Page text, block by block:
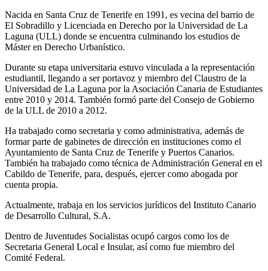
Nacida en Santa Cruz de Tenerife en 1991, es vecina del barrio de
El Sobradillo y Licenciada en Derecho por la Universidad de La
Laguna (ULL) donde se encuentra culminando los estudios de
Máster en Derecho Urbanístico.
Durante su etapa universitaria estuvo vinculada a la representación
estudiantil, llegando a ser portavoz y miembro del Claustro de la
Universidad de La Laguna por la Asociación Canaria de Estudiantes
entre 2010 y 2014. También formó parte del Consejo de Gobierno
de la ULL de 2010 a 2012.
Ha trabajado como secretaria y como administrativa, además de
formar parte de gabinetes de dirección en instituciones como el
Ayuntamiento de Santa Cruz de Tenerife y Puertos Canarios.
También ha trabajado como técnica de Administración General en el
Cabildo de Tenerife, para, después, ejercer como abogada por
cuenta propia.
Actualmente, trabaja en los servicios jurídicos del Instituto Canario
de Desarrollo Cultural, S.A.
Dentro de Juventudes Socialistas ocupó cargos como los de
Secretaria General Local e Insular, así como fue miembro del
Comité Federal.